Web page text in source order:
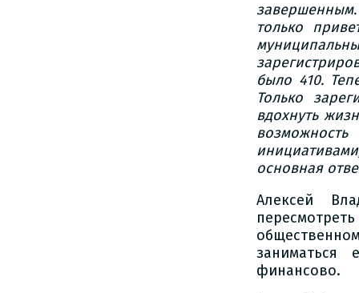
только
было 410.
Только
вдохнуть
основная
Алексей
заниматься
финансово.